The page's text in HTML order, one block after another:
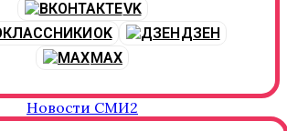
VK
OK
ДЗЕН
MAX
Новости СМИ2